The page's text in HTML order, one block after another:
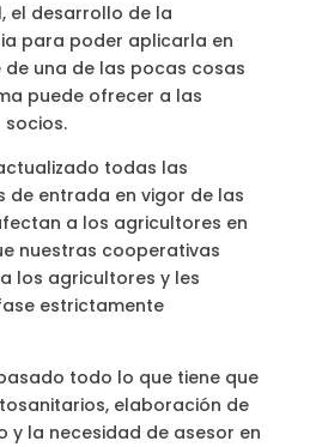
el desarrollo de la
para poder aplicarla en
una de las pocas cosas
puede ofrecer a las
todas las
de entrada en vigor de las
a los agricultores en
nuestras cooperativas
los agricultores y les
estrictamente
todo lo que tiene que
elaboración de
y la necesidad de asesor en